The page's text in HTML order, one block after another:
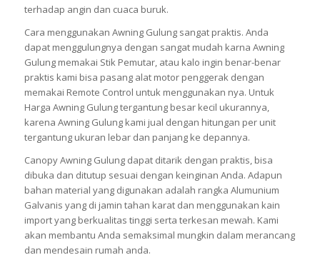
terhadap angin dan cuaca buruk.
Cara menggunakan Awning Gulung sangat praktis. Anda
dapat menggulungnya dengan sangat mudah karna Awning
Gulung memakai Stik Pemutar, atau kalo ingin benar-benar
praktis kami bisa pasang alat motor penggerak dengan
memakai Remote Control untuk menggunakan nya. Untuk
Harga Awning Gulung tergantung besar kecil ukurannya,
karena Awning Gulung kami jual dengan hitungan per unit
tergantung ukuran lebar dan panjang ke depannya.
Canopy Awning Gulung dapat ditarik dengan praktis, bisa
dibuka dan ditutup sesuai dengan keinginan Anda. Adapun
bahan material yang digunakan adalah rangka Alumunium
Galvanis yang di jamin tahan karat dan menggunakan kain
import yang berkualitas tinggi serta terkesan mewah. Kami
akan membantu Anda semaksimal mungkin dalam merancang
dan mendesain rumah anda.